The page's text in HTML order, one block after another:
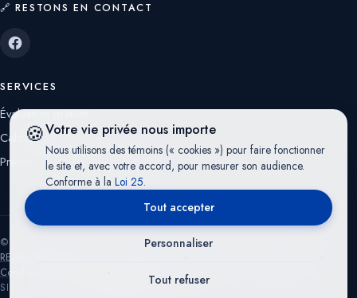
🍪Votre vie privée nous importe
Nous utilisons des témoins (« cookies ») pour faire fonctionner
le site et, avec votre accord, pour mesurer son audience.
Conforme à la Loi 25.
Tout refuser
Personnaliser
Tout accepter
🔗 RESTONS EN CONTACT
SERVICES
Évaluation gratuite
Calculatrices
Prendre rendez-vous avec moi
© 2026 RE/MAX CRYSTAL — Franchisé indépendant et autonome de
RE/MAX Québec
·
·
Conditions d'utilisation
·
Préférences cookies
SITE WEB PAR
VPOURDESIGN